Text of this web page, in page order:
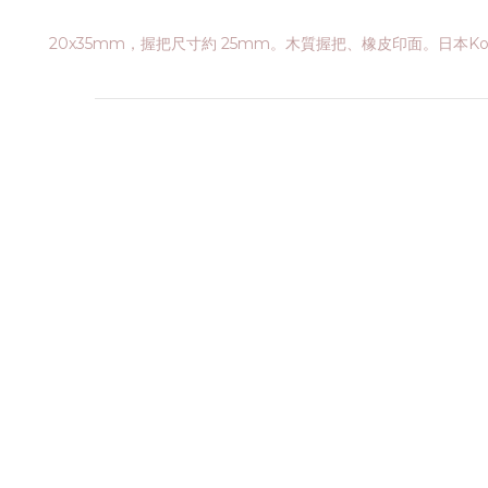
20x35mm，握把尺寸約 25mm。木質握把、橡皮印面。日本